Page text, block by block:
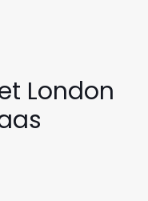
London